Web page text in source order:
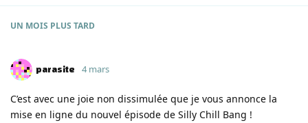
UN MOIS PLUS TARD
parasite 4 mars
C’est avec une joie non dissimulée que je vous annonce la
mise en ligne du nouvel épisode de Silly Chill Bang !